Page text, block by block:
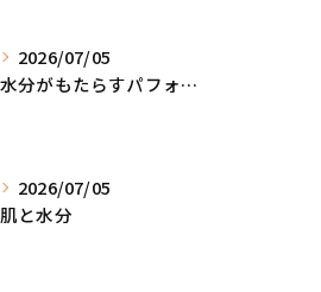
2026/07/05
水分がもたらすパフォーマンスへの影響
2026/07/05
肌と水分